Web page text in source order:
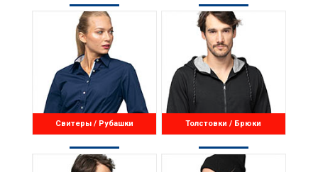
Свитеры / Рубашки Толстовки / Брюки